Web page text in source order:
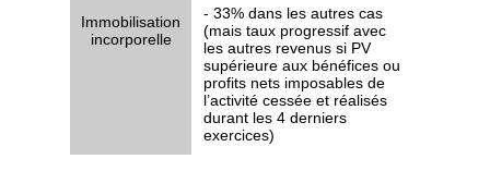
Immobilisation
incorporelle
- 33% dans les autres cas
(mais taux progressif avec
les autres revenus si PV
supérieure aux bénéfices ou
profits nets imposables de
l’activité cessée et réalisés
durant les 4 derniers
exercices)